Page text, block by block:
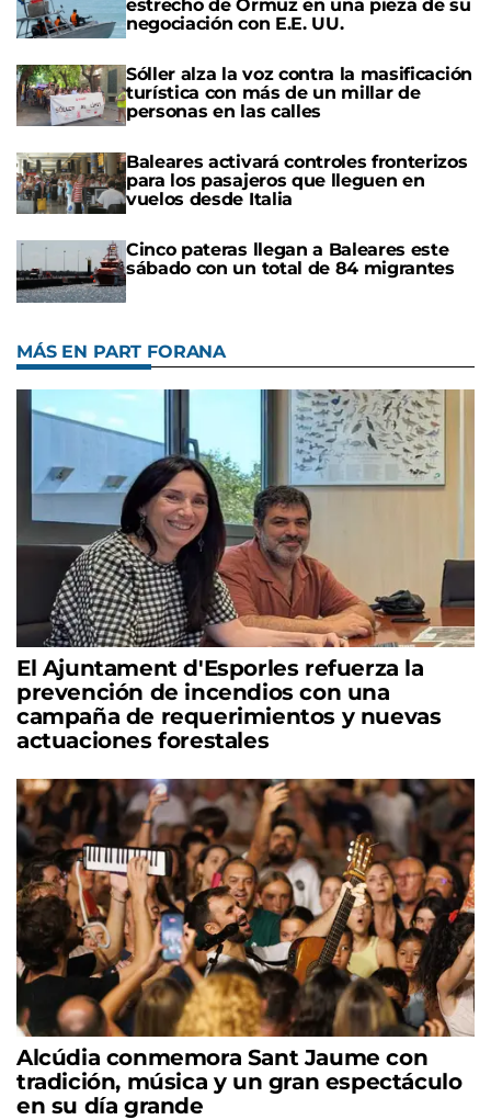
estrecho de Ormuz en una pieza de su
negociación con E.E. UU.
Sóller alza la voz contra la masificación
turística con más de un millar de
personas en las calles
Baleares activará controles fronterizos
para los pasajeros que lleguen en
vuelos desde Italia
Cinco pateras llegan a Baleares este
sábado con un total de 84 migrantes
MÁS EN PART FORANA
El Ajuntament d'Esporles refuerza la
prevención de incendios con una
campaña de requerimientos y nuevas
actuaciones forestales
Alcúdia conmemora Sant Jaume con
tradición, música y un gran espectáculo
en su día grande